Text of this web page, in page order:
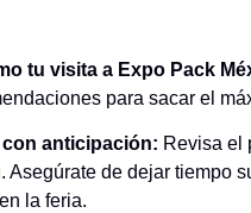
tu visita a Expo Pack
para sacar el
anticipación: Revisa el
Asegúrate de dejar tiempo
la feria.